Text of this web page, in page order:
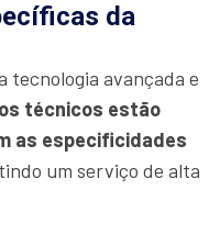
da
tecnologia avançada e
técnicos estão
as especificidades
um serviço de alta